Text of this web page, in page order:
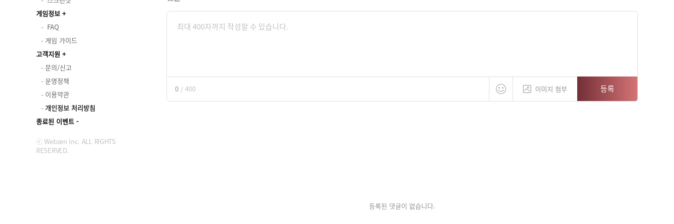
게임정보
FAQ
게임 가이드
고객지원
문의/신고
운영정책
이용약관
개인정보 처리방침
종료된 이벤트
ⓒ Webzen Inc. ALL RIGHTS
RESERVED.
0 / 400 이미지 첨부 등록
등록된 댓글이 없습니다.